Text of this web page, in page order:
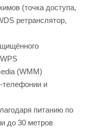
(точка доступа,
ретранслятор,
(WMM)
телефонии и
питанию по
до 30 метров